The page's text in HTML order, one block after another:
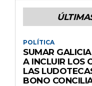
POLÍTICA
SUMAR
A INCLUIR LOS
LAS
BONO